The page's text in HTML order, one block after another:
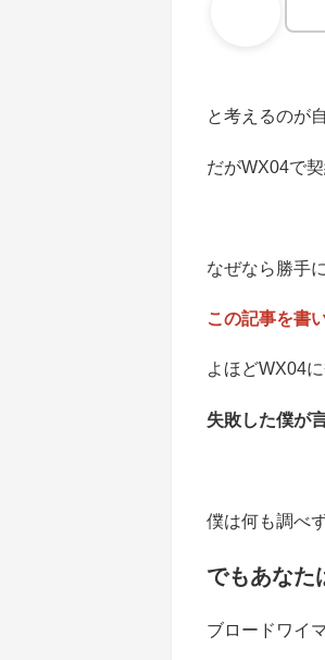
と考えるのが
だがWX04で
なぜなら勝手
この記事を書
よほどWX04
失敗した僕が
僕は何も調べ
でもあなた
ブロードワイ